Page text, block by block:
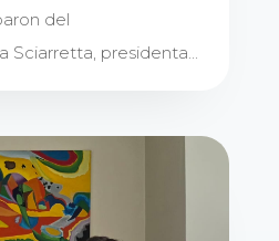
del
presidenta...